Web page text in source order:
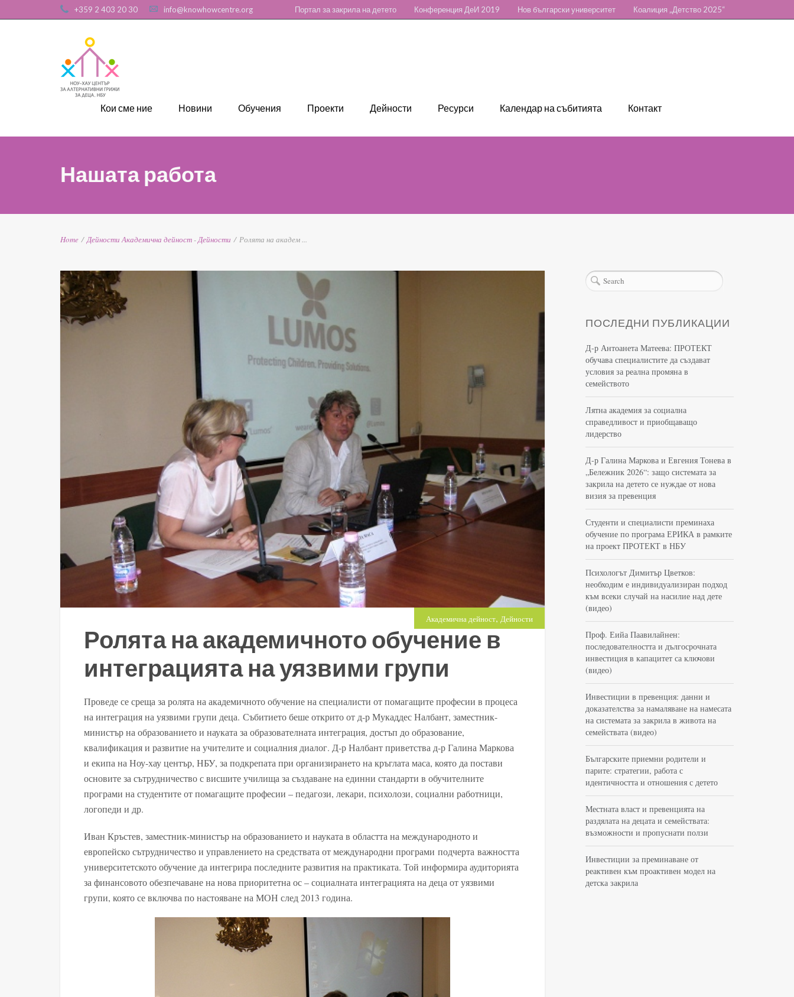
+359 2 403 20 30 info@knowhowcentre.org Портал за закрила на детето Конференция ДеИ 2019 Нов български университет Коалиция „Детство 2025“
Кои сме ние Новини Обучения Проекти Дейности Ресурси Календар на събитията Контакт
Нашата работа
Home / Дейности Академична дейност -Дейности / Ролята на академ ...
Академична дейност, Дейности
Ролята на академичното обучение в
интеграцията на уязвими групи
Проведе се среща за ролята на академичното обучение на специалисти от помагащите професии в процеса
на интеграция на уязвими групи деца. Събитието беше открито от д-р Мукаддес Налбант, заместник-
министър на образованието и науката за образователната интеграция, достъп до образование,
квалификация и развитие на учителите и социалния диалог. Д-р Налбант приветства д-р Галина Маркова
и екипа на Ноу-хау център, НБУ, за подкрепата при организирането на кръглата маса, която да постави
основите за сътрудничество с висшите училища за създаване на единни стандарти в обучителните
програми на студентите от помагащите професии – педагози, лекари, психолози, социални работници,
логопеди и др.
Иван Кръстев, заместник-министър на образованието и науката в областта на международното и
европейско сътрудничество и управлението на средствата от международни програми подчерта важността
университетското обучение да интегрира последните развития на практиката. Той информира аудиторията
за финансовото обезпечаване на нова приоритетна ос – социалната интеграцията на деца от уязвими
групи, която се включва по настояване на МОН след 2013 година.
ПОСЛЕДНИ ПУБЛИКАЦИИ
Д-р Антоанета Матеева: ПРОТЕКТ
обучава специалистите да създават
условия за реална промяна в
семейството
Лятна академия за социална
справедливост и приобщаващо
лидерство
Д-р Галина Маркова и Евгения Тонева в
„Бележник 2026“: защо системата за
закрила на детето се нуждае от нова
визия за превенция
Студенти и специалисти преминаха
обучение по програма ЕРИКА в рамките
на проект ПРОТЕКТ в НБУ
Психологът Димитър Цветков:
необходим е индивидуализиран подход
към всеки случай на насилие над дете
(видео)
Проф. Еийа Паавилайнен:
последователността и дългосрочната
инвестиция в капацитет са ключови
(видео)
Инвестиции в превенция: данни и
доказателства за намаляване на намесата
на системата за закрила в живота на
семействата (видео)
Българските приемни родители и
парите: стратегии, работа с
идентичността и отношения с детето
Местната власт и превенцията на
раздялата на децата и семействата:
възможности и пропуснати ползи
Инвестиции за преминаване от
реактивен към проактивен модел на
детска закрила